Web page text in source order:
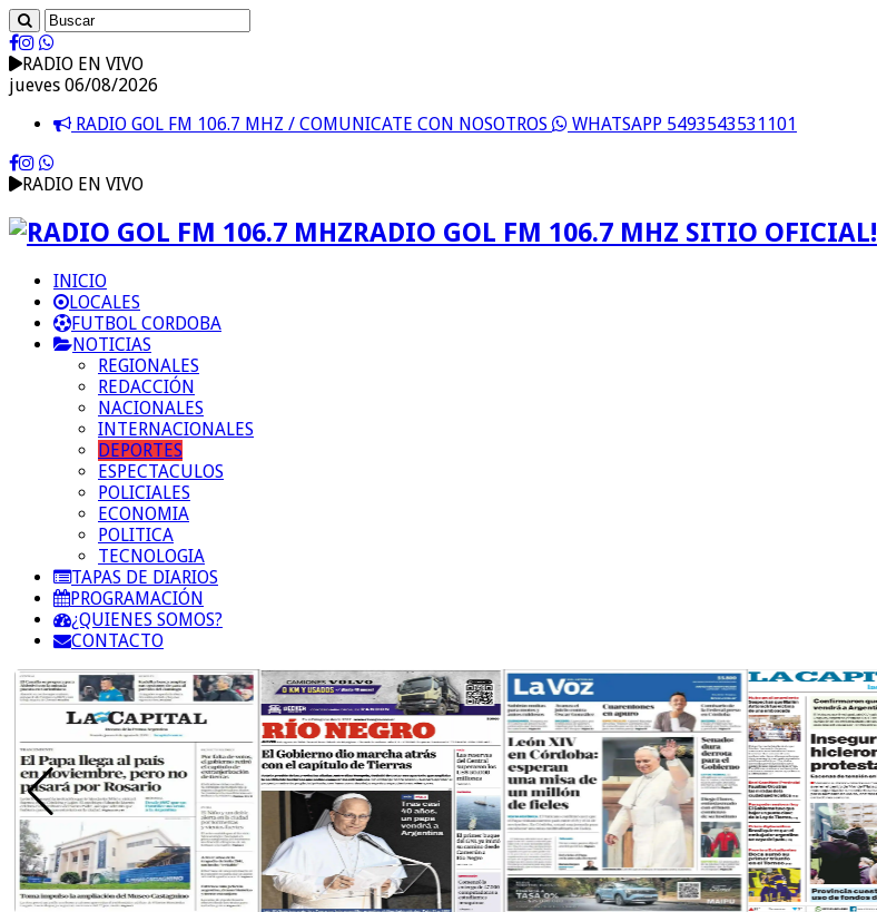
RADIO EN VIVO
jueves 06/08/2026
RADIO GOL FM 106.7 MHZ / COMUNICATE CON NOSOTROS
WHATSAPP 5493543531101
RADIO EN VIVO
RADIO GOL FM 106.7 MHZ SITIO OFICIAL!
INICIO
LOCALES
FUTBOL CORDOBA
NOTICIAS
REGIONALES
REDACCIÓN
NACIONALES
INTERNACIONALES
DEPORTES
ESPECTACULOS
POLICIALES
ECONOMIA
POLITICA
TECNOLOGIA
TAPAS DE DIARIOS
PROGRAMACIÓN
¿QUIENES SOMOS?
CONTACTO